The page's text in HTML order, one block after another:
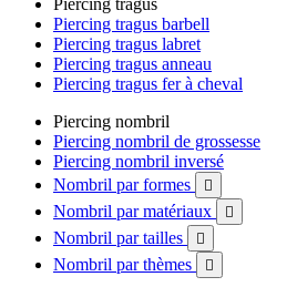
Piercing tragus
Piercing tragus barbell
Piercing tragus labret
Piercing tragus anneau
Piercing tragus fer à cheval
Piercing nombril
Piercing nombril de grossesse
Piercing nombril inversé
Nombril par formes

Nombril par matériaux 
Nombril par tailles 
Nombril par thèmes 